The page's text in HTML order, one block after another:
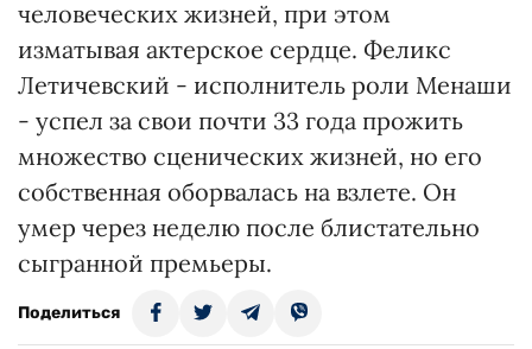
человеческих жизней, при этом
изматывая актерское сердце. Феликс
Летичевский - исполнитель роли Менаши
- успел за свои почти 33 года прожить
множество сценических жизней, но его
собственная оборвалась на взлете. Он
умер через неделю после блистательно
сыгранной премьеры.
Поделиться